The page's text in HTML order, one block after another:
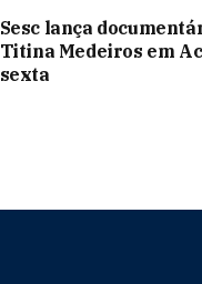
Sesc lança
Titina Medeiros em
sexta